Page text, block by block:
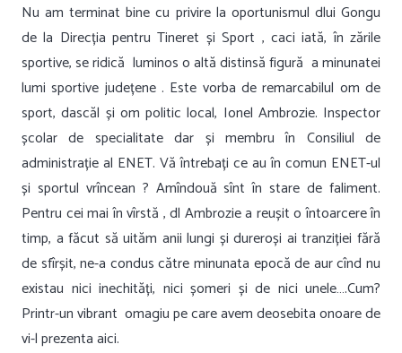
Nu am terminat bine cu privire la oportunismul dlui Gongu
de la Direcția pentru Tineret și Sport , caci iată, în zările
sportive, se ridică luminos o altă distinsă figură a minunatei
lumi sportive județene . Este vorba de remarcabilul om de
sport, dascăl și om politic local, Ionel Ambrozie. Inspector
școlar de specialitate dar și membru în Consiliul de
administrație al ENET. Vă întrebați ce au în comun ENET-ul
și sportul vrîncean ? Amîndouă sînt în stare de faliment.
Pentru cei mai în vîrstă , dl Ambrozie a reușit o întoarcere în
timp, a făcut să uităm anii lungi și dureroși ai tranziției fără
de sfîrșit, ne-a condus către minunata epocă de aur cînd nu
existau nici inechități, nici șomeri și de nici unele….Cum?
Printr-un vibrant omagiu pe care avem deosebita onoare de
vi-l prezenta aici.